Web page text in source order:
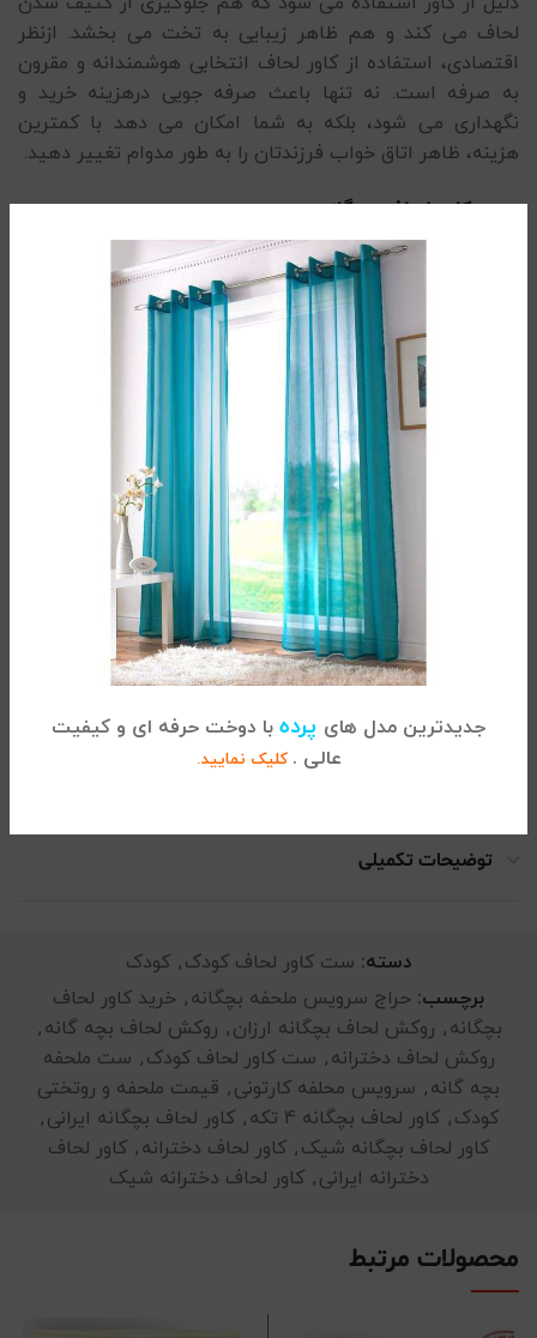
جدیدترین مدل های پرده با دوخت حرفه ای و کیفیت
عالی . کلیک نمایید.
لحاف می کند و هم ظاهر زیبایی به تخت می بخشد. ازنظر
اقتصادی، استفاده از کاور لحاف انتخابی هوشمندانه و مقرون
به صرفه است. نه تنها باعث صرفه جویی درهزینه خرید و
نگهداری می شود، بلکه به شما امکان می دهد با کمترین
هزینه، ظاهر اتاق خواب فرزندتان را به طور مدوام تغییر دهید.
ست کاور لحاف بچگانه
این ست کاور لحاف شامل ۴ تکه
یک عدد کاور لحاف در ابعاد 160×220 سانتی‌متر – زیپ‌دار
برای سهولت استفاده
متناسب با اندازه تشک‌های استاندارد است
دو عدد روبالشی در اندازه 50×70 سانتی‌متر که به راحتی بر
روی بالش‌های کودک قرار می‌گیرد
قیمت و خرید کاور لحاف کودک
این سرویس شامل لحاف نمی‌باشد.
همچنین در کنار خرید این محصول می توانید از انواع
توضیحات تکمیلی
دسته: ست کاور لحاف کودک, کودک
برچسب: حراج سرویس ملحفه بچگانه, خرید کاور لحاف
بچگانه, روکش لحاف بچگانه ارزان, روکش لحاف بچه گانه,
روکش لحاف دخترانه, ست کاور لحاف کودک, ست ملحفه
بچه گانه, سرویس محلفه کارتونی, قیمت ملحفه و روتختی
کودک, کاور لحاف بچگانه 4 تکه , کاور لحاف بچگانه ایرانی,
کاور لحاف بچگانه شیک, کاور لحاف دخترانه, کاور لحاف
دخترانه ایرانی, کاور لحاف دخترانه شیک
محصولات مرتبط